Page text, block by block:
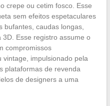
crepe ou cetim fosco. Esse
sem efeitos espetaculares
bufantes, caudas longas,
Esse registro assume o
compromissos
impulsionado pela
plataformas de revenda
de designers a uma